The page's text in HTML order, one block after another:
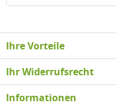
Ihre Vorteile
Ihr Widerrufsrecht
Informationen